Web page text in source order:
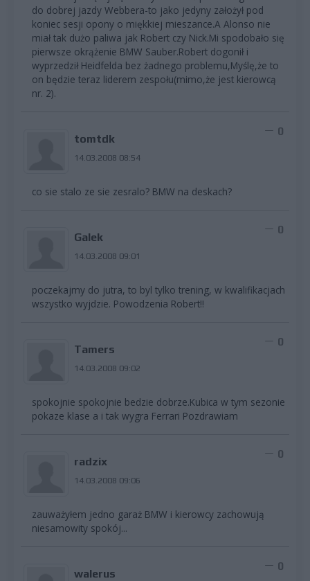
do dobrej jazdy Webbera-to jako jedyny założył pod
koniec sesji opony o miękkiej mieszance.A Alonso nie
miał tak dużo paliwa jak Robert czy Nick.Mi spodobało się
pierwsze okrążenie BMW Sauber.Robert dogonił i
wyprzedził Heidfelda bez żadnego problemu,Myślę,że to
on będzie teraz liderem zespołu(mimo,że jest kierowcą
nr. 2).
tomtdk
14.03.2008 08:54
0
co sie stalo ze sie zesralo? BMW na deskach?
Galek
14.03.2008 09:01
0
poczekajmy do jutra, to byl tylko trening, w kwalifikacjach
wszystko wyjdzie. Powodzenia Robert!!
Tamers
14.03.2008 09:02
0
spokojnie spokojnie bedzie dobrze.Kubica w tym sezonie
pokaze klase a i tak wygra Ferrari Pozdrawiam
radzix
14.03.2008 09:06
0
zauważyłem jedno garaż BMW i kierowcy zachowują
niesamowity spokój...
walerus
0